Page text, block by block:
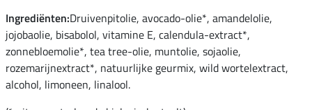
Ingrediënten:Druivenpitolie, avocado-olie*, amandelolie,
jojobaolie, bisabolol, vitamine E, calendula-extract*,
zonnebloemolie*, tea tree-olie, muntolie, sojaolie,
rozemarijnextract*, natuurlijke geurmix, wild wortelextract,
alcohol, limoneen, linalool.